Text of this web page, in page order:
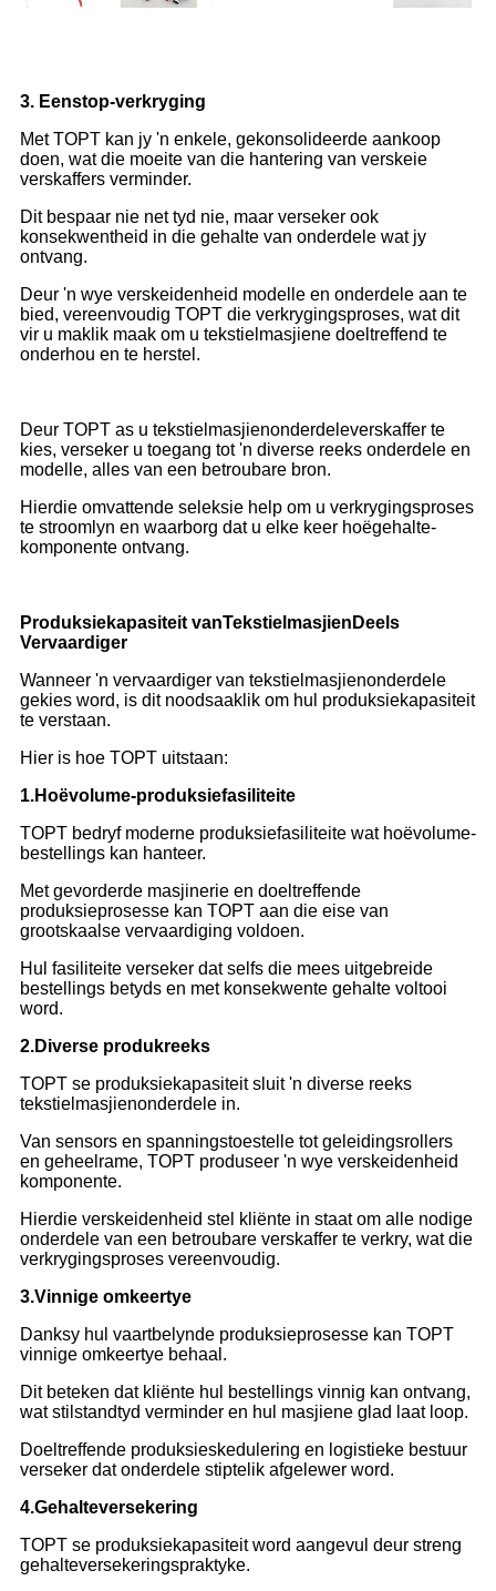
3. Eenstop-verkryging
Met TOPT kan jy 'n enkele, gekonsolideerde aankoop
doen, wat die moeite van die hantering van verskeie
verskaffers verminder.
Dit bespaar nie net tyd nie, maar verseker ook
konsekwentheid in die gehalte van onderdele wat jy
ontvang.
Deur 'n wye verskeidenheid modelle en onderdele aan te
bied, vereenvoudig TOPT die verkrygingsproses, wat dit
vir u maklik maak om u tekstielmasjiene doeltreffend te
onderhou en te herstel.
Deur TOPT as u tekstielmasjienonderdeleverskaffer te
kies, verseker u toegang tot 'n diverse reeks onderdele en
modelle, alles van een betroubare bron.
Hierdie omvattende seleksie help om u verkrygingsproses
te stroomlyn en waarborg dat u elke keer hoëgehalte-
komponente ontvang.
Produksiekapasiteit vanTekstielmasjien Deel s
Vervaardiger
Wanneer 'n vervaardiger van tekstielmasjienonderdele
gekies word, is dit noodsaaklik om hul produksiekapasiteit
te verstaan.
Hier is hoe TOPT uitstaan:
1.Hoëvolume-produksiefasiliteite
TOPT bedryf moderne produksiefasiliteite wat hoëvolume-
bestellings kan hanteer.
Met gevorderde masjinerie en doeltreffende
produksieprosesse kan TOPT aan die eise van
grootskaalse vervaardiging voldoen.
Hul fasiliteite verseker dat selfs die mees uitgebreide
bestellings betyds en met konsekwente gehalte voltooi
word.
2.Diverse produkreeks
TOPT se produksiekapasiteit sluit 'n diverse reeks
tekstielmasjienonderdele in.
Van sensors en spanningstoestelle tot geleidingsrollers
en geheelrame, TOPT produseer 'n wye verskeidenheid
komponente.
Hierdie verskeidenheid stel kliënte in staat om alle nodige
onderdele van een betroubare verskaffer te verkry, wat die
verkrygingsproses vereenvoudig.
3.Vinnige omkeertye
Danksy hul vaartbelynde produksieprosesse kan TOPT
vinnige omkeertye behaal.
Dit beteken dat kliënte hul bestellings vinnig kan ontvang,
wat stilstandtyd verminder en hul masjiene glad laat loop.
Doeltreffende produksieskedulering en logistieke bestuur
verseker dat onderdele stiptelik afgelewer word.
4.Gehalteversekering
TOPT se produksiekapasiteit word aangevul deur streng
gehalteversekeringspraktyke.